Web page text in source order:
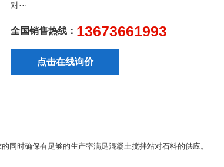
对···
全国销售热线： 13673661993
点击在线询价
同时确保有足够的生产率满足混凝土搅拌站对石料的供应。